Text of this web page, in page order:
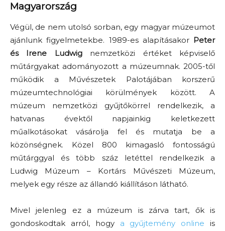
Magyarország
Végül, de nem utolsó sorban, egy magyar múzeumot
ajánlunk figyelmetekbe. 1989-es alapításakor Peter
és Irene Ludwignemzetközi értéket képviselő
műtárgyakat adományozott a múzeumnak. 2005-től
működik a Művészetek Palotájában korszerű
múzeumtechnológiai körülmények között. A
múzeum nemzetközi gyűjtőkörrel rendelkezik, a
hatvanas évektől napjainkig keletkezett
műalkotásokat vásárolja fel és mutatja be a
közönségnek. Közel 800 kimagasló fontosságú
műtárggyal és több száz letéttel rendelkezik a
Ludwig Múzeum – Kortárs Művészeti Múzeum,
melyek egy része az állandó kiállításon látható.
Mivel jelenleg ez a múzeum is zárva tart, ők is
gondoskodtak arról, hogy a gyűjtemény online is